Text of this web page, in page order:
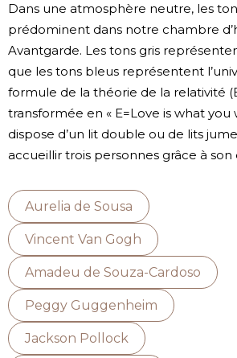
Dans une atmosphère neutre, les
prédominent dans notre chambre
Avantgarde. Les tons gris
que les tons bleus représentent
formule de la théorie de la relativité
transformée en « E=Love is what you
dispose d’un lit double ou de lits
accueillir trois personnes grâce à son
Aurelia de Sousa
Vincent Van Gogh
Amadeu de Souza-Cardoso
Peggy Guggenheim
Jackson Pollock